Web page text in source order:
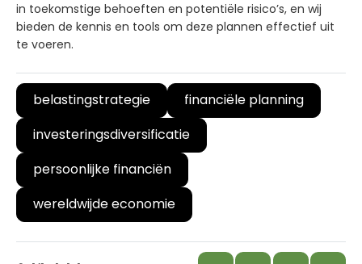
in toekomstige behoeften en potentiële risico’s, en wij
bieden de kennis en tools om deze plannen effectief uit
te voeren.
belastingstrategie
financiële planning
investeringsdiversificatie
persoonlijke financiën
wereldwijde economie